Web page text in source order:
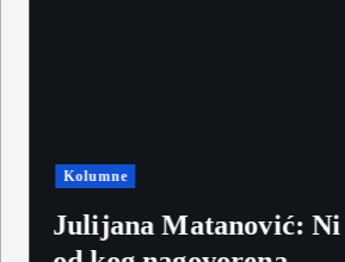
Kolumne
Julijana Matanović: Ni